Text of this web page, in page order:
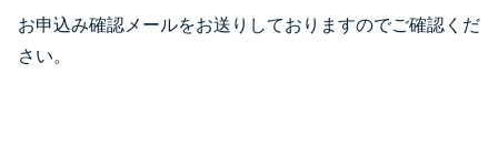
お申込み確認メールをお送りしておりますのでご確認くだ
さい。